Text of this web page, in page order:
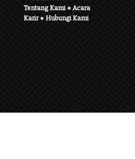
Tentang Kami●Acara
Karir●Hubungi Kami